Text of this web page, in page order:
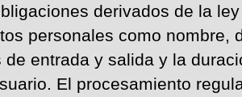
derivados de la
personales como nombre,
entrada y salida y la
El procesamiento